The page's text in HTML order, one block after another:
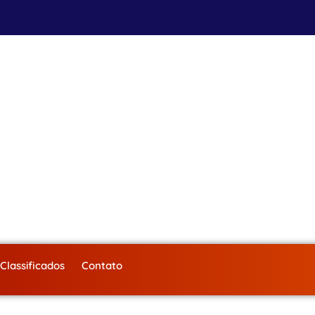
Classificados Contato